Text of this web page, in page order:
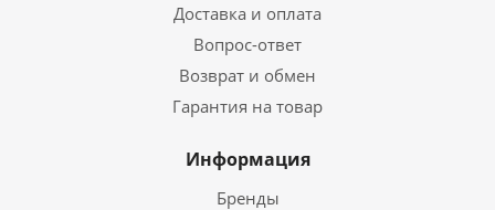
Доставка и оплата
Вопрос-ответ
Возврат и обмен
Гарантия на товар
Информация
Бренды